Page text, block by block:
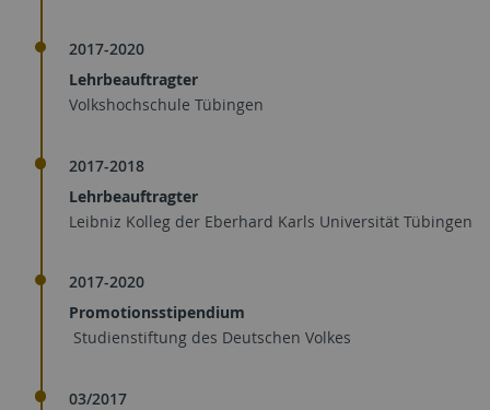
2017-2020
Lehrbeauftragter
Volkshochschule Tübingen
2017-2018
Lehrbeauftragter
Leibniz Kolleg der Eberhard Karls Universität Tübingen
2017-2020
Promotionsstipendium
Studienstiftung des Deutschen Volkes
03/2017